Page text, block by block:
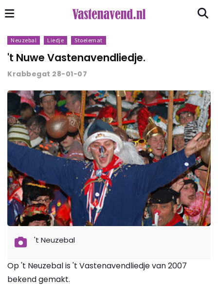
Neuzebal Liedje Stoelemat
't Nuwe Vastenavendliedje.
Krabbegat 28-01-07
't Neuzebal
Op 't Neuzebal is 't Vastenavendliedje van 2007
bekend gemakt.